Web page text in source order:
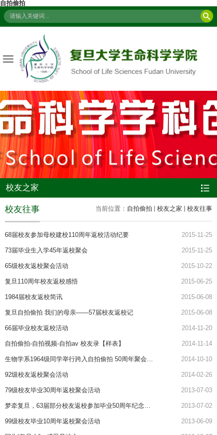
自拍偷拍
校友之家
当前位置： 自拍偷拍 校友之家 校友往事
校友往事
68届校友参加母校建校110周年返校活动纪要 2015-11-25
73届毕业生入学45年返校聚会 2015-11-25
65级校友返校聚会活动 2015-10-22
复旦110周年校友返校感悟 2015-06-25
1984届校友返校简讯 2015-06-08
复旦自拍偷拍 我们的母亲——57届校友返校记 2015-06-08
66届毕业校友返校活动 2014-11-20
自拍偷拍-自拍视频-自拍av 校友录【样表】 2014-11-14
2014-10-10
92级校友返校聚会活动 2014-02-26
79级校友毕业30周年返校聚会活动 2013-07-03
2013-07-02
99级校友毕业10周年返校聚会活动 2013-06-09